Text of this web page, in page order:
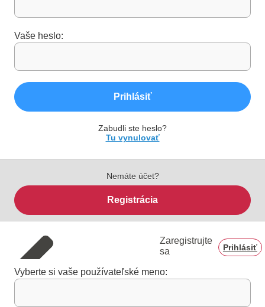
Vaše heslo:
Prihlásiť
Zabudli ste heslo?
Tu vynulovať
Nemáte účet?
Registrácia
Zaregistrujte
sa
Prihlásiť
Vyberte si vaše používateľské meno: